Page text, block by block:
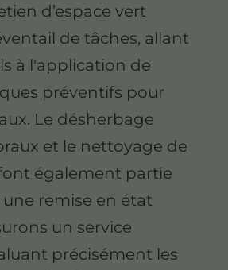
d’espace vert
de tâches, allant
à l'application de
préventifs pour
Le désherbage
et le nettoyage de
également partie
remise en état
un service
précisément les